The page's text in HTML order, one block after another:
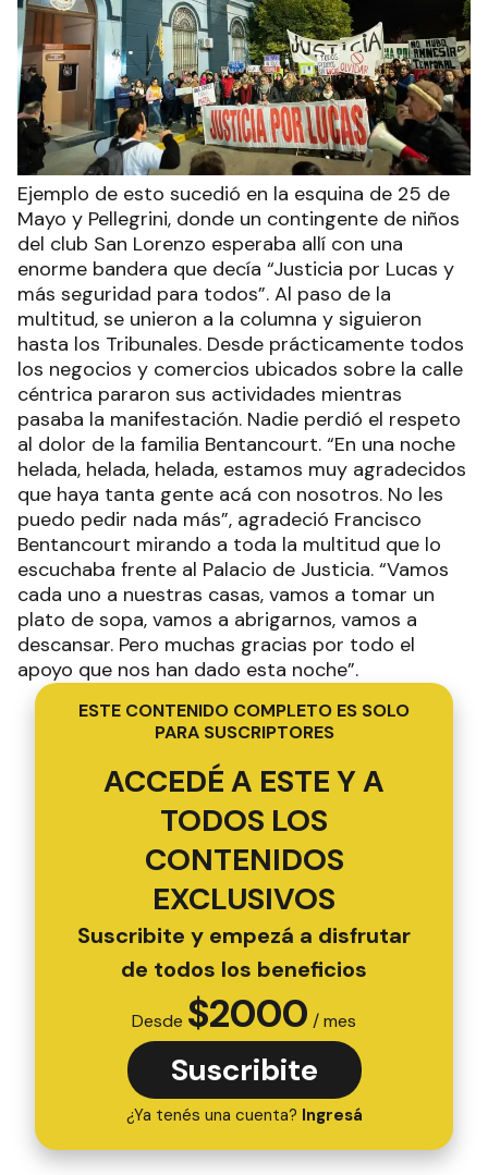
Ejemplo de esto sucedió en la esquina de 25 de
Mayo y Pellegrini, donde un contingente de niños
del club San Lorenzo esperaba allí con una
enorme bandera que decía “Justicia por Lucas y
más seguridad para todos”. Al paso de la
multitud, se unieron a la columna y siguieron
hasta los Tribunales. Desde prácticamente todos
los negocios y comercios ubicados sobre la calle
céntrica pararon sus actividades mientras
pasaba la manifestación. Nadie perdió el respeto
al dolor de la familia Bentancourt. “En una noche
helada, helada, helada, estamos muy agradecidos
que haya tanta gente acá con nosotros. No les
puedo pedir nada más”, agradeció Francisco
Bentancourt mirando a toda la multitud que lo
escuchaba frente al Palacio de Justicia. “Vamos
cada uno a nuestras casas, vamos a tomar un
plato de sopa, vamos a abrigarnos, vamos a
descansar. Pero muchas gracias por todo el
apoyo que nos han dado esta noche”.
ESTE CONTENIDO COMPLETO ES SOLO
PARA SUSCRIPTORES
ACCEDÉ A ESTE Y A
TODOS LOS
CONTENIDOS
EXCLUSIVOS
Suscribite y empezá a disfrutar
de todos los beneficios
Desde $2000 / mes
Suscribite
¿Ya tenés una cuenta? Ingresá